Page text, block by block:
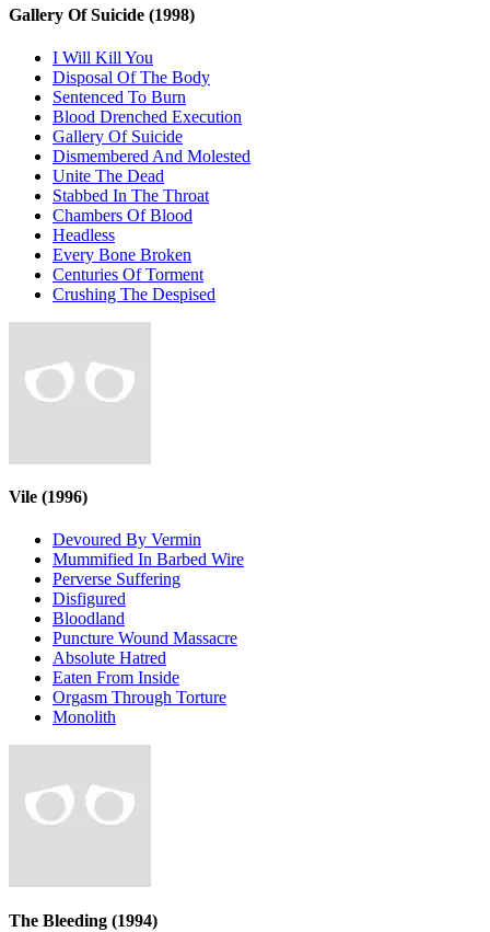
Gallery Of Suicide (1998)
I Will Kill You
Disposal Of The Body
Sentenced To Burn
Blood Drenched Execution
Gallery Of Suicide
Dismembered And Molested
Unite The Dead
Stabbed In The Throat
Chambers Of Blood
Headless
Every Bone Broken
Centuries Of Torment
Crushing The Despised
Vile (1996)
Devoured By Vermin
Mummified In Barbed Wire
Perverse Suffering
Disfigured
Bloodland
Puncture Wound Massacre
Absolute Hatred
Eaten From Inside
Orgasm Through Torture
Monolith
The Bleeding (1994)